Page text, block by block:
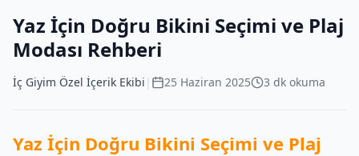
Fantazi
Büyük
Beden
Markalar
Yaz İçin Doğru Bikini Seçimi ve Plaj
Modası Rehberi
İç Giyim Özel İçerik Ekibi | 25 Haziran 2025 3 dk okuma
Yaz İçin Doğru Bikini Seçimi ve Plaj